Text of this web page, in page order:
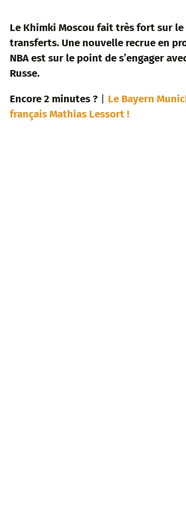
Le Khimki Moscou fait très fort sur le
transferts. Une nouvelle recrue en
NBA est sur le point de s’engager
Russe.
Encore 2 minutes ? | Le Bayern
français Mathias Lessort !